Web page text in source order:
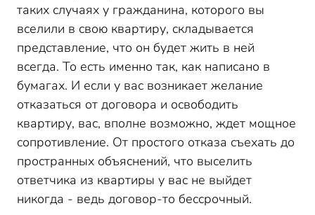
таких случаях у гражданина, которого вы
вселили в свою квартиру, складывается
представление, что он будет жить в ней
всегда. То есть именно так, как написано в
бумагах. И если у вас возникает желание
отказаться от договора и освободить
квартиру, вас, вполне возможно, ждет мощное
сопротивление. От простого отказа съехать до
пространных объяснений, что выселить
ответчика из квартиры у вас не выйдет
никогда - ведь договор-то бессрочный.